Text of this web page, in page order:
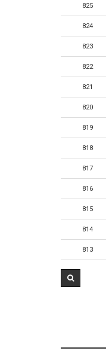
825
824
823
822
821
820
819
818
817
816
815
814
813